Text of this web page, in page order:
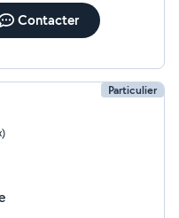
Contacter
Particulier